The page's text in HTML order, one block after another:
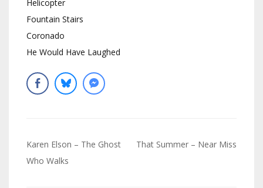
Helicopter
Fountain Stairs
Coronado
He Would Have Laughed
Navigation
de
Karen Elson – The Ghost
Who Walks
That Summer – Near Miss